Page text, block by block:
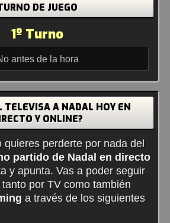
DE JUEGO
1º Turno
antes de la hora
TELEVISA A NADAL HOY EN
Y ONLINE?
quieres perderte por nada del
partido de Nadal en directo
y apunta. Vas a poder seguir
por TV como también
a través de los siguientes